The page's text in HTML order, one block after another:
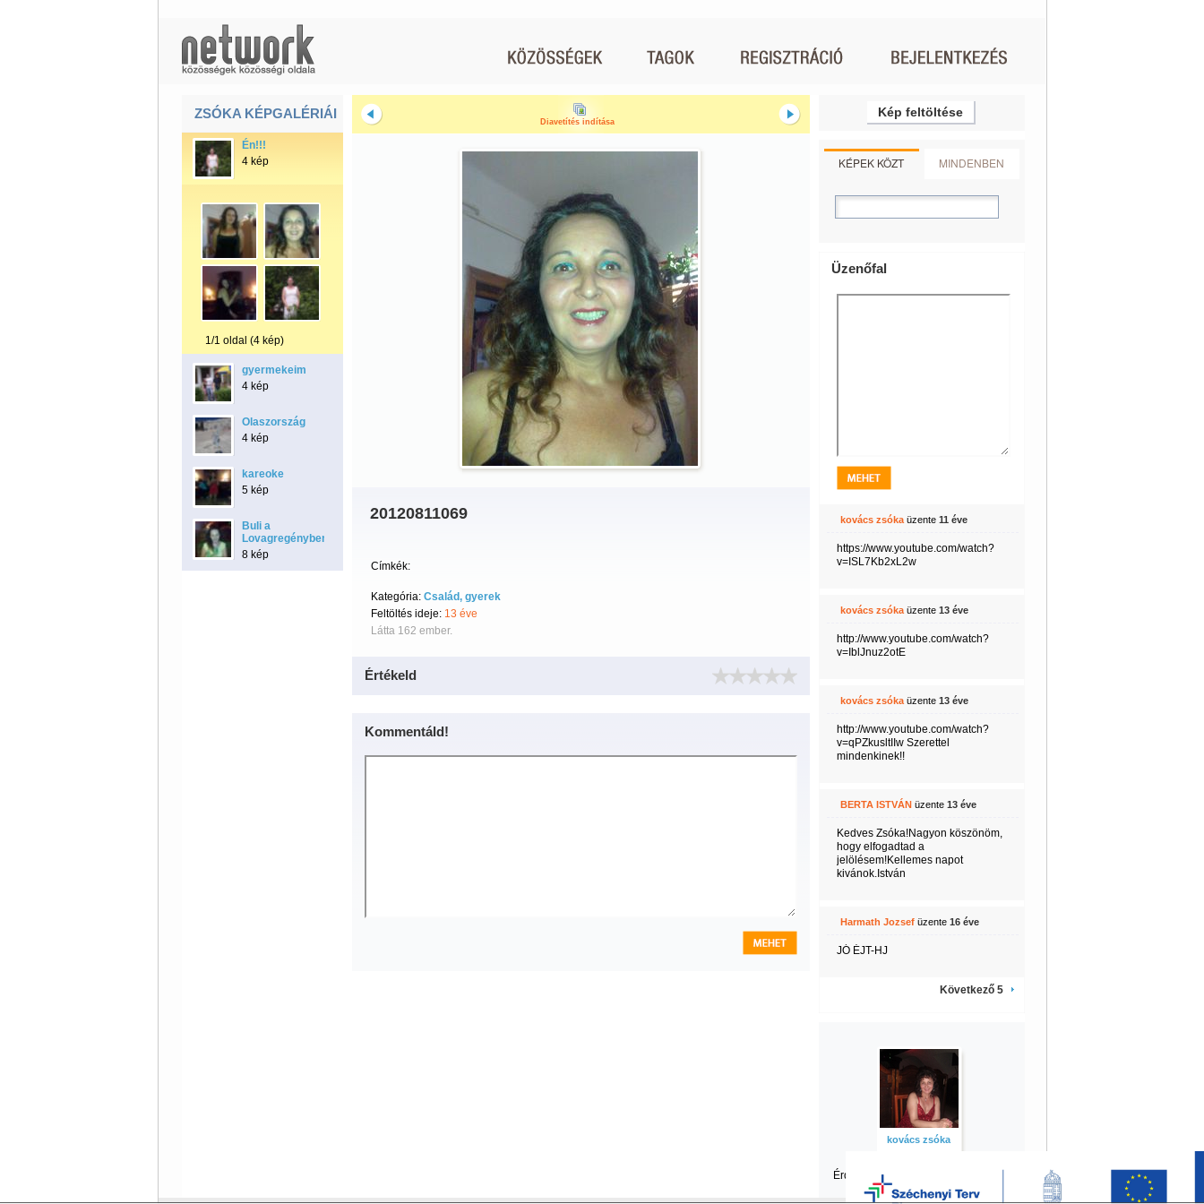
ZSÓKA KÉPGALÉRIÁI
Én!!!
4 kép
1/1 oldal (4 kép)
gyermekeim
4 kép
Olaszország
4 kép
kareoke
5 kép
Buli a
Lovagregényben
8 kép
Diavetítés indítása
20120811069
Címkék:
Kategória: Család, gyerek
Feltöltés ideje: 13 éve
Látta 162 ember.
Értékeld
Kommentáld!
Kép feltöltése
KÉPEK KÖZT MINDENBEN
Üzenőfal
kovács zsókaüzente 11 éve
https://www.youtube.com/watch?
v=ISL7Kb2xL2w
kovács zsókaüzente 13 éve
http://www.youtube.com/watch?
v=IblJnuz2otE
kovács zsókaüzente 13 éve
http://www.youtube.com/watch?
v=qPZkusltIIw Szerettel
mindenkinek!!
BERTA ISTVÁNüzente 13 éve
Kedves Zsóka!Nagyon köszönöm,
hogy elfogadtad a
jelölésem!Kellemes napot
kivánok.István
Harmath Jozsefüzente 16 éve
JÓ ÉJT-HJ
Következő 5
kovács zsóka
Érdekel zsóka